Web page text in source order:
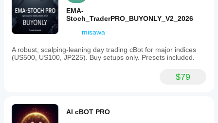
EMA-
Stoch_TraderPRO_BUYONLY_V2_2026
misawa
A robust, scalping-leaning day trading cBot for major indices
(US500, US100, JP225). Buy setups only. Presets included.
$79
AI cBOT PRO